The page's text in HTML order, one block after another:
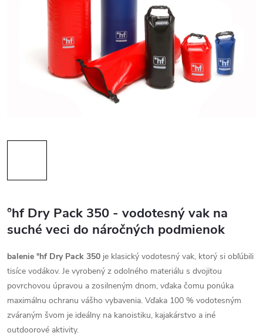
°hf Dry Pack 350 - vodotesný vak na
suché veci do náročných podmienok
balenie °hf Dry Pack 350 je klasický vodotesný vak, ktorý si obľúbili
tisíce vodákov. Je vyrobený z odolného materiálu s dvojitou
povrchovou úpravou a zosilneným dnom, vďaka čomu ponúka
maximálnu ochranu vášho vybavenia. Vďaka 100 % vodotesným
zváraným švom je ideálny na kanoistiku, kajakárstvo a iné
outdoorové aktivity.